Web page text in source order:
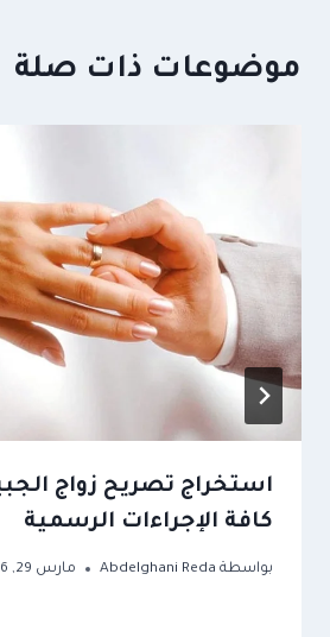
موضوعات ذات صلة
استخراج تصريح زواج
كافة الإجراءات الرسمية
بواسطة Abdelghani Reda مارس 29, 2026